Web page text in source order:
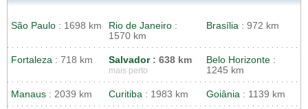
São Paulo : 1698 km Rio de Janeiro :
1570 km
Brasília : 972 km
Fortaleza : 718 km Salvador: 638 km
mais perto
Belo Horizonte :
1245 km
Manaus : 2039 km Curitiba : 1983 km Goiânia : 1139 km